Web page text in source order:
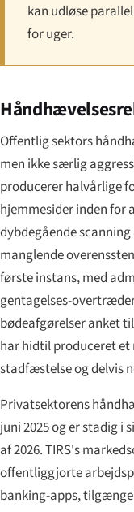
kan udløse
for uger.
Offentlig sektors
men ikke særlig
producerer halvårlige
hjemmesider inden for
dybdegående scanning
manglende
første instans, med
gentagelses-
bødeafgørelser anket
har hidtil produceret
stadfæstelse og delvis
Privatsektorens
juni 2025 og er stadig i
af 2026. TIRS's
offentliggjorte
banking-apps,